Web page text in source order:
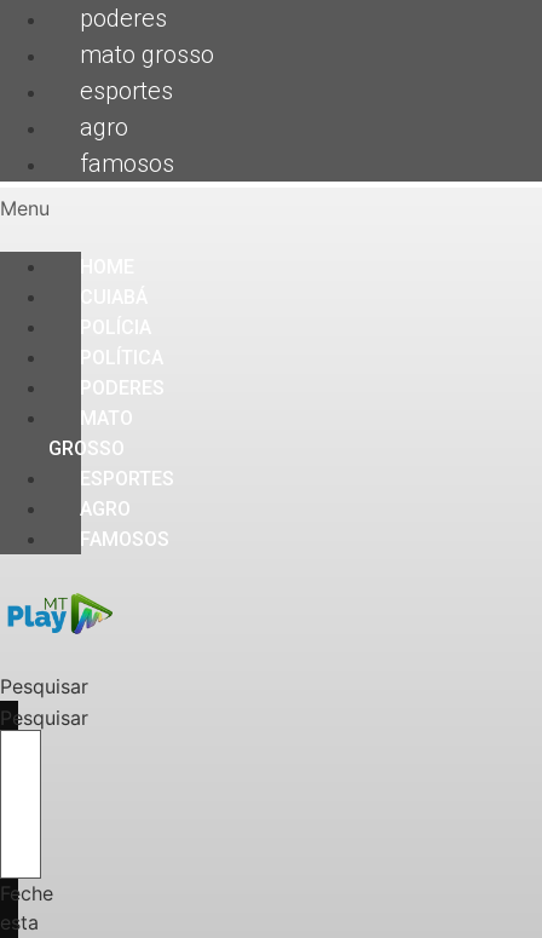
poderes
mato grosso
esportes
agro
famosos
Menu
PODERES
MATO
GROSSO
ESPORTES
AGRO
FAMOSOS
Pesquisar
Pesquisar
Feche
esta